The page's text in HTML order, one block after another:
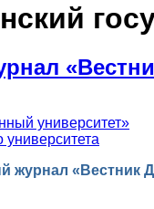
университет»
университета
журнал «Вестник